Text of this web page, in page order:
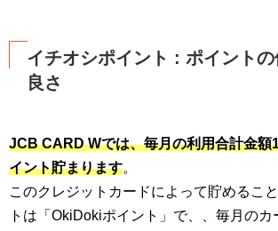
イチオシポイント : ポイント
良さ
JCB CARD Wでは、毎月の利用合計金額
イント貯まります。
このクレジットカードによって貯めるこ
トは「OkiDokiポイント」で、、毎月のカ